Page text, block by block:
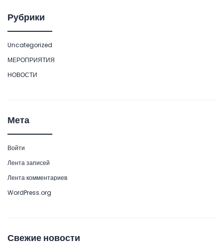
Рубрики
Uncategorized
МЕРОПРИЯТИЯ
НОВОСТИ
Мета
Войти
Лента записей
Лента комментариев
WordPress.org
Свежие новости